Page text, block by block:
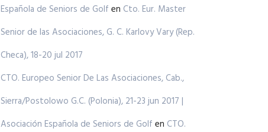
Española de Seniors de Golf en Cto. Eur. Master
Senior de las Asociaciones, G. C. Karlovy Vary (Rep.
Checa), 18-20 jul 2017
CTO. Europeo Senior De Las Asociaciones, Cab.,
Sierra/Postolowo G.C. (Polonia), 21-23 jun 2017 |
Asociación Española de Seniors de Golf en CTO.